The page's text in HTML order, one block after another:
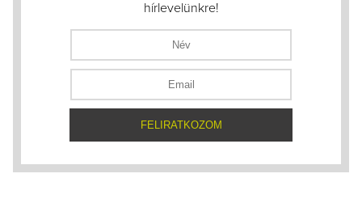
hírlevelünkre!